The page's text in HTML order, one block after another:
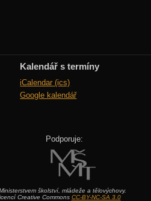
Kalendář s termíny
iCalendar (ics)
Google kalendář
Podporuje:
školství, mládeže a tělovýchovy.
Creative Commons CC-BY-NC-SA 3.0